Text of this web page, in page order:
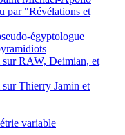
par "Révélations et
égyptologue
sur RAW, Deimian, et
Thierry Jamin et
variable